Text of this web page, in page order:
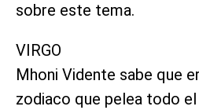
sobre este tema.
VIRGO
Mhoni Vidente sabe que
zodiaco que pelea todo